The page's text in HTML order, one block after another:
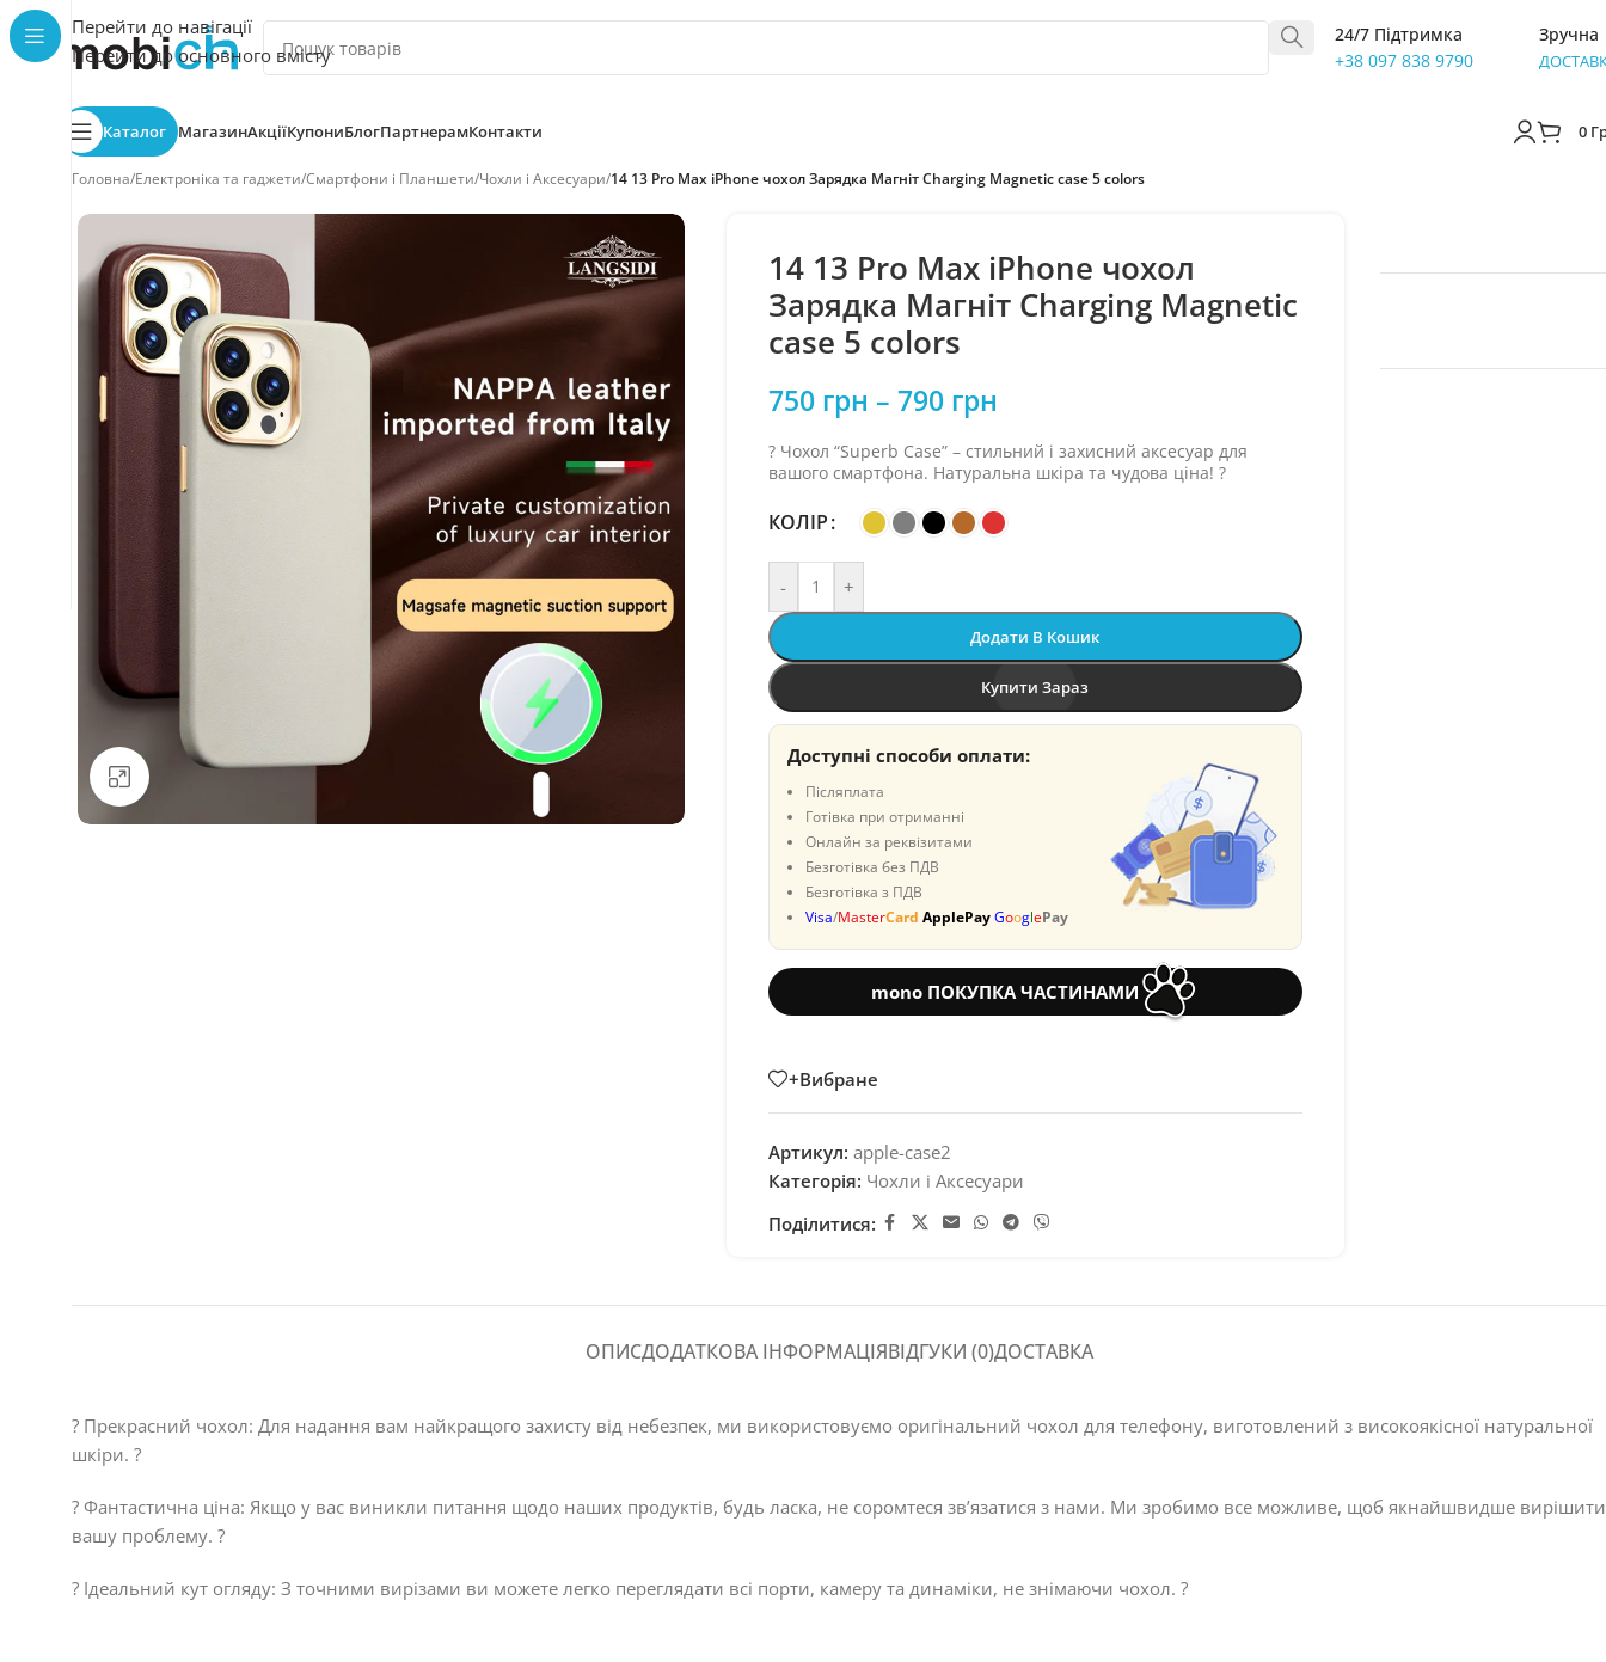
Перейти до навігації
Перейти до основного вмісту
24/7 Підтримка
+38 097 838 9790
Зручна
Каталог МагазинАкціїКупониБлогПартнерамКонтакти 0
Головна/Електроніка та гаджети/Смартфони і Планшети/Чохли і Аксесуари/14 13 Pro Max iPhone чохол Зарядка Магніт Charging Magnetic case 5 colors
Натисніть, щоб збільшити
14 13 Pro Max iPhone чохол
Зарядка Магніт Charging Magnetic
case 5 colors
750 грн – 790 грн
? Чохол “Superb Case” – стильний і захисний аксесуар для
вашого смартфона. Натуральна шкіра та чудова ціна! ?
КОЛІР
- +
Додати В Кошик
Купити Зараз
Доступні способи оплати:
Післяплата
Готівка при отриманні
Онлайн за реквізитами
Безготівка без ПДВ
Безготівка з ПДВ
Visa/MasterCard ApplePay GooglePay
mono ПОКУПКА ЧАСТИНАМИ
+Вибране
Артикул: apple-case2
Категорія: Чохли і Аксесуари
Поділитися:
ОПИСДОДАТКОВА ІНФОРМАЦІЯВІДГУКИ (0)ДОСТАВКА
? Прекрасний чохол: Для надання вам найкращого захисту від небезпек, ми використовуємо оригінальний чохол для телефону, виготовлений з високоякісної натуральної
шкіри. ?
? Фантастична ціна: Якщо у вас виникли питання щодо наших продуктів, будь ласка, не соромтеся зв’язатися з нами. Ми зробимо все можливе, щоб якнайшвидше вирішити
вашу проблему. ?
?️ Ідеальний кут огляду: З точними вирізами ви можете легко переглядати всі порти, камеру та динаміки, не знімаючи чохол. ?